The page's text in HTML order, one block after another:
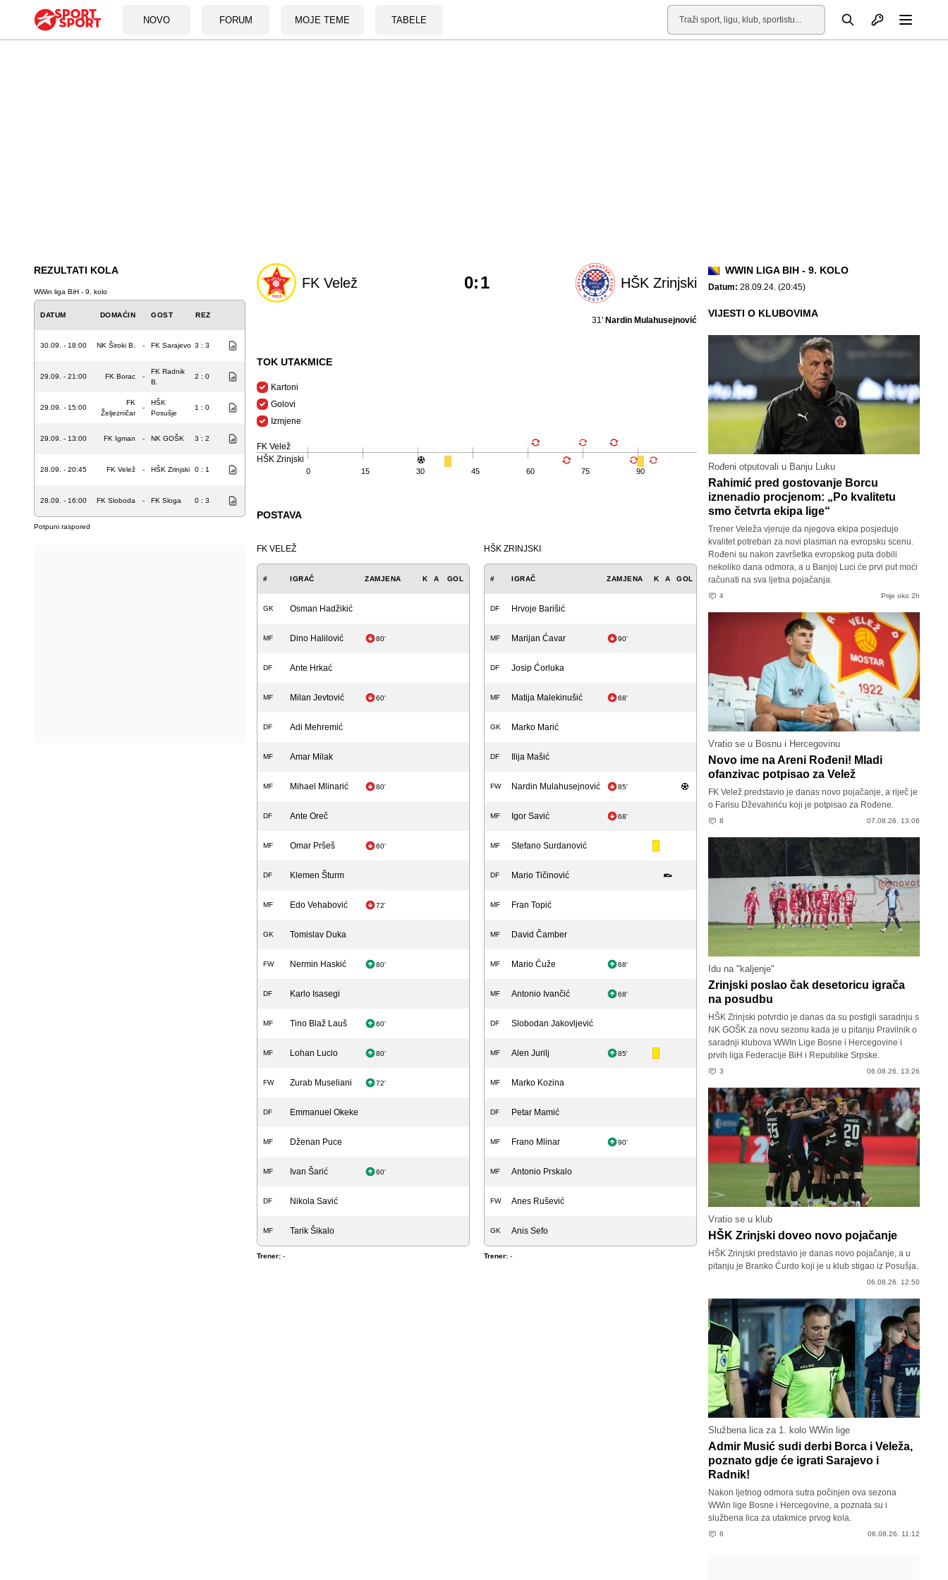
NOVO FORUM MOJE TEME TABELE
Pretraga Otvori profil
REZULTATI KOLA
WWin liga BiH - 9. kolo
DATUM DOMAĆIN GOST REZ
30.09. - 18:00 NK Široki B. - FK Sarajevo 3 : 3
29.09. - 21:00 FK Borac -
FK Radnik
B.
2 : 0
29.09. - 15:00
FK
Željezničar
-
HŠK
Posušje
1 : 0
29.09. - 13:00 FK Igman - NK GOŠK 3 : 2
28.09. - 20:45 FK Velež - HŠK Zrinjski 0 : 1
28.09. - 16:00 FK Sloboda - FK Sloga 0 : 3
Potpuni raspored
FK Velež HŠK Zrinjski
0:1
31' Nardin Mulahusejnović
TOK UTAKMICE
Kartoni
Golovi
Izmjene
FK Velež
HŠK Zrinjski
0 15 30 45 60 75 90
POSTAVA
FK VELEŽ
# IGRAČ ZAMJENA K A GOL
GK Osman Hadžikić
MF Dino Halilović 80'
DF Ante Hrkać
MF Milan Jevtović 60'
DF Adi Mehremić
MF Amar Milak
MF Mihael Mlinarić 80'
DF Ante Oreč
MF Omar Pršeš 60'
DF Klemen Šturm
MF Edo Vehabović 72'
GK Tomislav Duka
FW Nermin Haskić 80'
DF Karlo Isasegi
MF Tino Blaž Lauš 60'
MF Lohan Lucio 80'
FW Zurab Museliani 72'
DF Emmanuel Okeke
MF Dženan Puce
MF Ivan Šarić 60'
DF Nikola Savić
MF Tarik Šikalo
Trener: -
HŠK ZRINJSKI
# IGRAČ ZAMJENA K A GOL
DF Hrvoje Barišić
MF Marijan Ćavar 90'
DF Josip Ćorluka
MF Matija Malekinušić 68'
GK Marko Marić
DF Ilija Mašić
FW Nardin Mulahusejnović 85'
MF Igor Savić 68'
MF Stefano Surdanović
DF Mario Tičinović
MF Fran Topić
MF David Čamber
MF Mario Ćuže 68'
MF Antonio Ivančić 68'
DF Slobodan Jakovljević
MF Alen Jurilj 85'
MF Marko Kozina
DF Petar Mamić
MF Frano Mlinar 90'
MF Antonio Prskalo
FW Anes Rušević
GK Anis Sefo
Trener: -
WWIN LIGA BIH - 9. KOLO
Datum: 28.09.24. (20:45)
VIJESTI O KLUBOVIMA
Rođeni otputovali u Banju Luku
Rahimić pred gostovanje Borcu
iznenadio procjenom: „Po kvalitetu
smo četvrta ekipa lige“
Trener Veleža vjeruje da njegova ekipa posjeduje
kvalitet potreban za novi plasman na evropsku scenu.
Rođeni su nakon završetka evropskog puta dobili
nekoliko dana odmora, a u Banjoj Luci će prvi put moći
računati na sva ljetna pojačanja.
4 Prije oko 2h
Vratio se u Bosnu i Hercegovinu
Novo ime na Areni Rođeni! Mladi
ofanzivac potpisao za Velež
FK Velež predstavio je danas novo pojačanje, a riječ je
o Farisu Dževahiriću koji je potpisao za Rođene.
8 07.08.26. 13:06
Idu na "kaljenje"
Zrinjski poslao čak desetoricu igrača
na posudbu
HŠK Zrinjski potvrdio je danas da su postigli saradnju s
NK GOŠK za novu sezonu kada je u pitanju Pravilnik o
saradnji klubova WWIn Lige Bosne i Hercegovine i
prvih liga Federacije BiH i Republike Srpske.
3 06.08.26. 13:26
Vratio se u klub
HŠK Zrinjski doveo novo pojačanje
HŠK Zrinjski predstavio je danas novo pojačanje, a u
pitanju je Branko Ćurdo koji je u klub stigao iz Posušja.
06.08.26. 12:50
Službena lica za 1. kolo WWin lige
Admir Musić sudi derbi Borca i Veleža,
poznato gdje će igrati Sarajevo i
Radnik!
Nakon ljetnog odmora sutra počinjen ova sezona
WWin lige Bosne i Hercegovine, a poznata su i
službena lica za utakmice prvog kola.
6 06.08.26. 11:12